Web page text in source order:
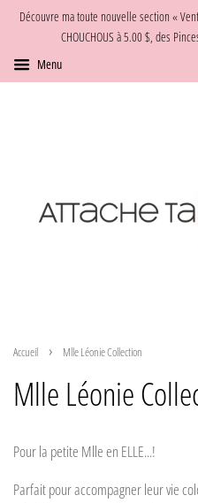
Découvre ma toute nouvelle section «
CHOUCHOUS à 5.00 $, des
Menu
Accueil › Mlle Léonie Collection
Mlle Léonie
Pour la petite Mlle en ELLE...!
Parfait pour accompagner leur vie